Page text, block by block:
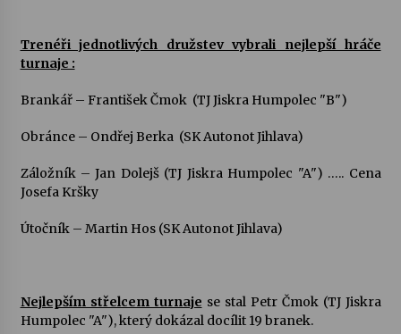
Trenéři jednotlivých družstev vybrali nejlepší hráče
turnaje :
Brankář – František Čmok (TJ Jiskra Humpolec "B")
Obránce – Ondřej Berka (SK Autonot Jihlava)
Záložník – Jan Dolejš (TJ Jiskra Humpolec "A") ….. Cena
Josefa Kršky
Útočník – Martin Hos (SK Autonot Jihlava)
Nejlepším střelcem turnaje se stal Petr Čmok (TJ Jiskra
Humpolec "A"), který dokázal docílit 19 branek.